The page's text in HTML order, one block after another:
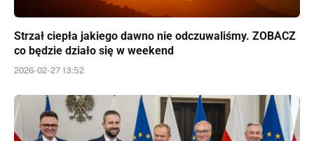
Strzał ciepła jakiego dawno nie odczuwaliśmy. ZOBACZ
co będzie działo się w weekend
2026-02-27 13:52